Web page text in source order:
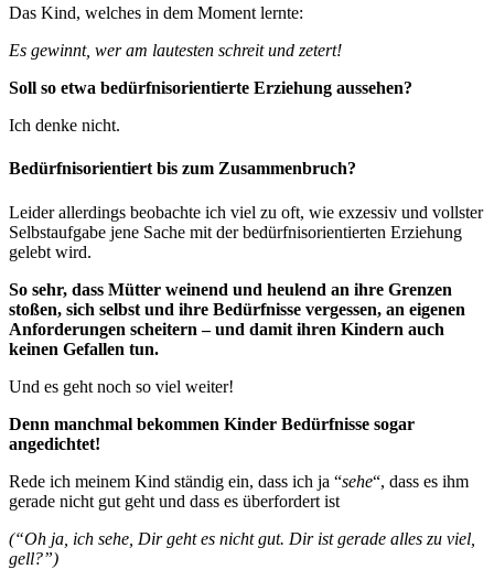
Das Kind, welches in dem Moment lernte:
Es gewinnt, wer am lautesten schreit und zetert!
Soll so etwa bedürfnisorientierte Erziehung aussehen?
Ich denke nicht.
Bedürfnisorientiert bis zum Zusammenbruch?
Leider allerdings beobachte ich viel zu oft, wie exzessiv und vollster
Selbstaufgabe jene Sache mit der bedürfnisorientierten Erziehung
gelebt wird.
So sehr, dass Mütter weinend und heulend an ihre Grenzen
stoßen, sich selbst und ihre Bedürfnisse vergessen, an eigenen
Anforderungen scheitern – und damit ihren Kindern auch
keinen Gefallen tun.
Und es geht noch so viel weiter!
Denn manchmal bekommen Kinder Bedürfnisse sogar
angedichtet!
Rede ich meinem Kind ständig ein, dass ich ja “sehe“, dass es ihm
gerade nicht gut geht und dass es überfordert ist
(“Oh ja, ich sehe, Dir geht es nicht gut. Dir ist gerade alles zu viel,
gell?”)